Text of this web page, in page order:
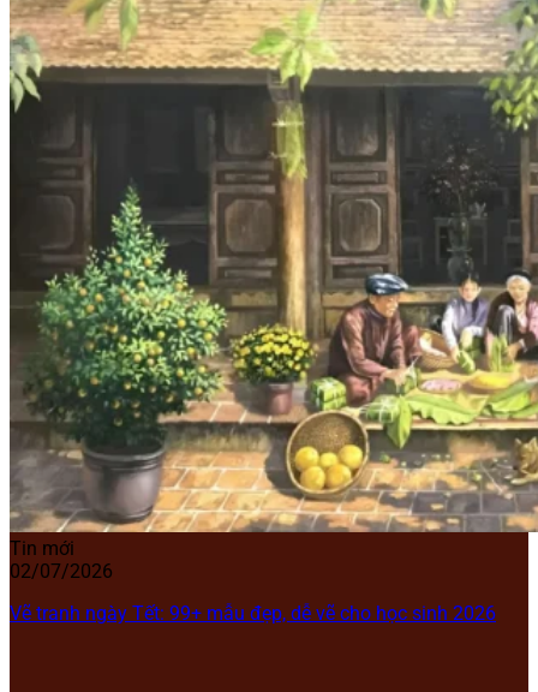
Tin mới
02/07/2026
Vẽ tranh ngày Tết: 99+ mẫu đẹp, dễ vẽ cho học sinh 2026